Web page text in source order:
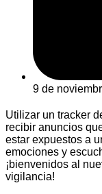
9 de
Utilizar un tracker
recibir anuncios
estar expuestos a
emociones y
¡bienvenidos al
vigilancia!